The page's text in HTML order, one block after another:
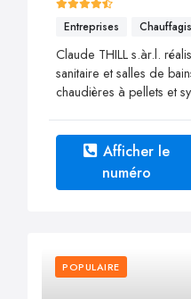
Entreprises
Claude THILL s.àr.l.
sanitaire et salles de
chaudières à pellets et
Afficher le
numéro
POPULAIRE